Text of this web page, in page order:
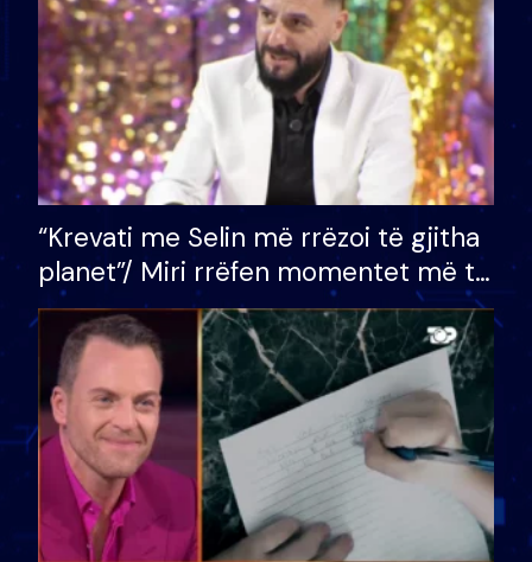
“Krevati me Selin më rrëzoi të gjitha
planet”/ Miri rrëfen momentet më të
bukura në shtëpinë e BB VIP: Do më
mungojë zilja e mëngjesit kur…